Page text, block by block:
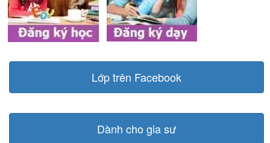
Lớp trên Facebook
Dành cho gia sư